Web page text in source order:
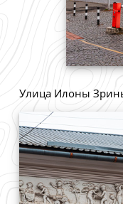
Улица Илоны